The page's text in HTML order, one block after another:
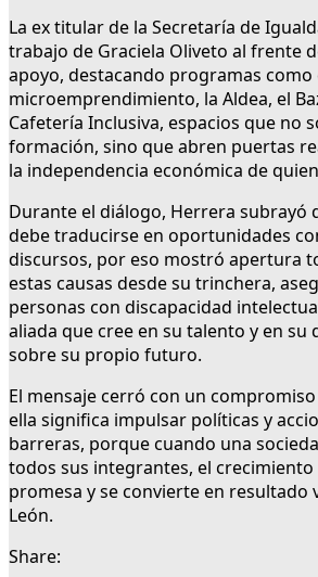
La ex titular de la Secretaría de
trabajo de Graciela Oliveto al frente
apoyo, destacando programas como
microemprendimiento, la Aldea, el
Cafetería Inclusiva, espacios que no
formación, sino que abren puertas
la independencia económica de
Durante el diálogo, Herrera subrayó
debe traducirse en oportunidades
discursos, por eso mostró apertura
estas causas desde su trinchera,
personas con discapacidad
aliada que cree en su talento y en su
sobre su propio futuro.
El mensaje cerró con un
ella significa impulsar políticas y
barreras, porque cuando una
todos sus integrantes, el crecimiento
promesa y se convierte en resultado
León.
Share: